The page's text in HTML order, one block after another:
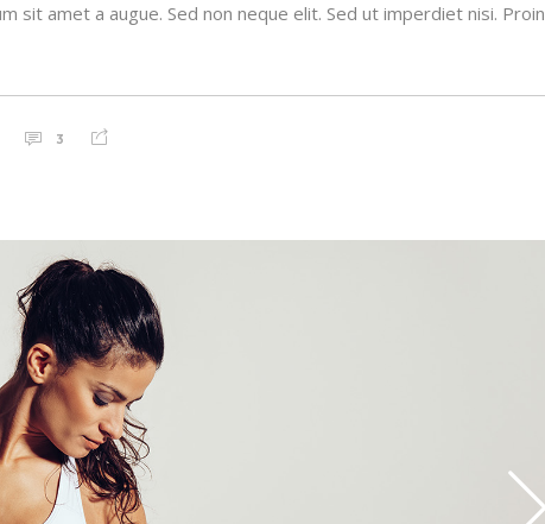
sit amet a augue. Sed non neque elit. Sed ut imperdiet nisi. Proin
3